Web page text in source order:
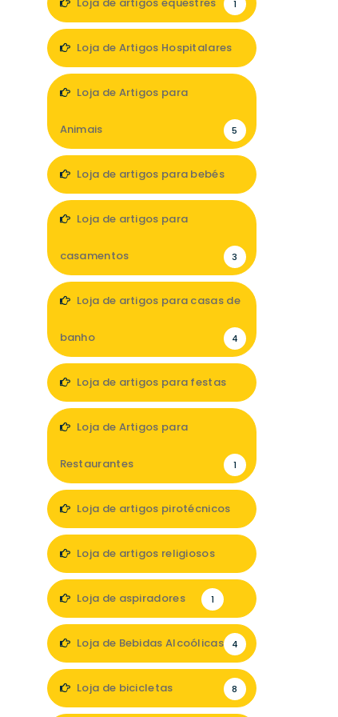
1
Loja de Artigos Hospitalares
Loja de Artigos para
Animais 5
Loja de artigos para bebés
Loja de artigos para
casamentos 3
Loja de artigos para casas de
banho 4
Loja de artigos para festas
Loja de Artigos para
Restaurantes 1
Loja de artigos pirotécnicos
Loja de artigos religiosos
Loja de aspiradores 1
Loja de Bebidas Alcoólicas 4
Loja de bicicletas 8